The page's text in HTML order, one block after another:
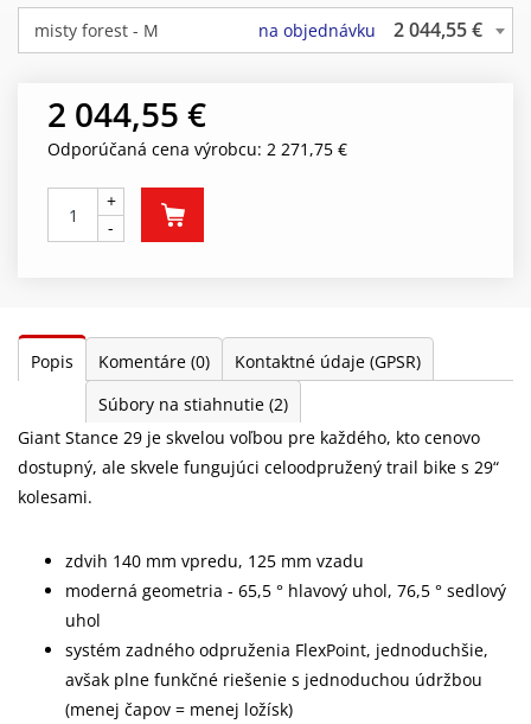
misty forest - M na objednávku 2 044,55 €
2 044,55 €
Odporúčaná cena výrobcu: 2 271,75 €
+
-
Popis Komentáre (0)
Kontaktné údaje (GPSR)
Súbory na stiahnutie (2)
Giant Stance 29 je skvelou voľbou pre každého, kto cenovo
dostupný, ale skvele fungujúci celoodpružený trail bike s 29“
kolesami.
zdvih 140 mm vpredu, 125 mm vzadu
moderná geometria - 65,5 ° hlavový uhol, 76,5 ° sedlový
uhol
systém zadného odpruženia FlexPoint, jednoduchšie,
avšak plne funkčné riešenie s jednoduchou údržbou
(menej čapov = menej ložísk)